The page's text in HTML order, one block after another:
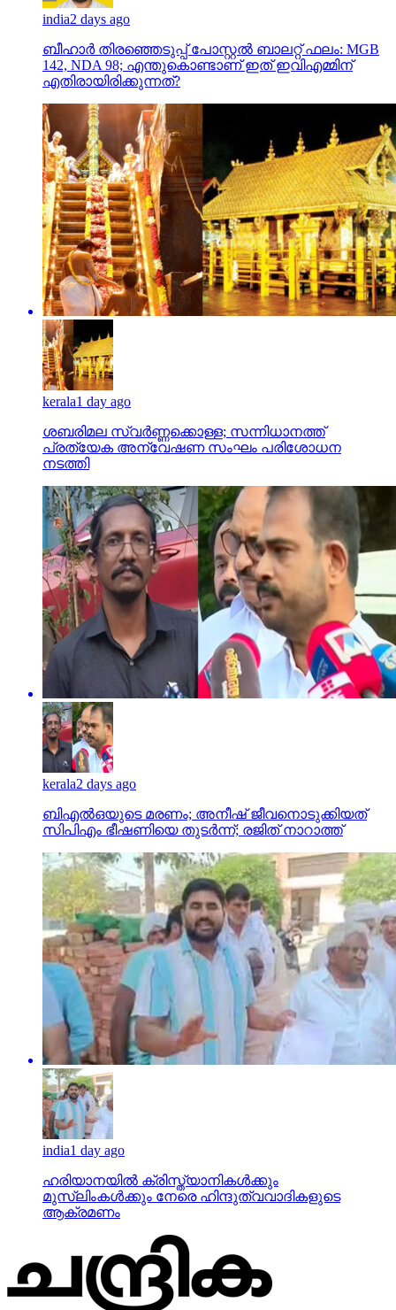
india2 days ago
ബീഹാർ തിരഞ്ഞെടുപ്പ് പോസ്റ്റൽ ബാലറ്റ് ഫലം: MGB
142, NDA 98; എന്തുകൊണ്ടാണ് ഇത് ഇവിഎമ്മിന്
എതിരായിരിക്കുന്നത്?
kerala1 day ago
ശബരിമല സ്വര്‍ണ്ണക്കൊള്ള; സന്നിധാനത്ത്
പ്രത്യേക അന്വേഷണ സംഘം പരിശോധന
നടത്തി
kerala2 days ago
ബിഎല്‍ഒയുടെ മരണം; അനീഷ് ജീവനൊടുക്കിയത്
സിപിഎം ഭീഷണിയെ തുടര്‍ന്ന്; രജിത് നാറാത്ത്
india1 day ago
ഹരിയാനയില്‍ ക്രിസ്ത്യാനികള്‍ക്കും
മുസ്‌ലിംകള്‍ക്കും നേരെ ഹിന്ദുത്വവാദികളുടെ
ആക്രമണം